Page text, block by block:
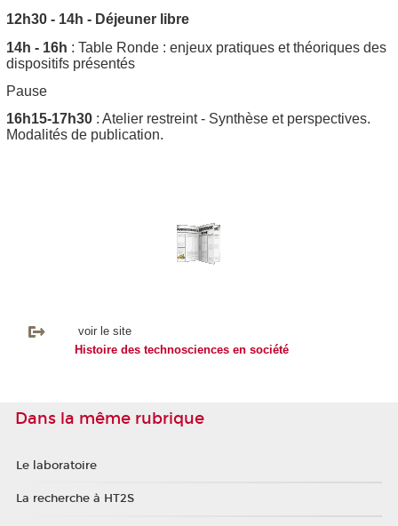
12h30 - 14h - Déjeuner libre
14h - 16h : Table Ronde : enjeux pratiques et théoriques des
dispositifs présentés
Pause
16h15-17h30: Atelier restreint - Synthèse et perspectives.
Modalités de publication.
voir le site
Histoire des technosciences en société
Dans la même rubrique
Le laboratoire
La recherche à HT2S